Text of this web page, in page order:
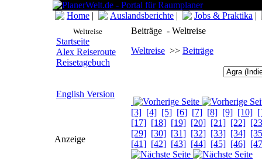
Home | Auslandsberichte | Jobs & Praktika |
Weltreise
Startseite
Alex Reiseroute
Reisetagebuch
English Version
Anzeige
Beiträge - Weltreise
Weltreise >> Beiträge
[3] [4] [5] [6] [7] [8] [9] [10]
[17] [18] [19] [20] [21] [22]
[29] [30] [31] [32] [33] [34]
[41] [42] [43] [44] [45] [46]